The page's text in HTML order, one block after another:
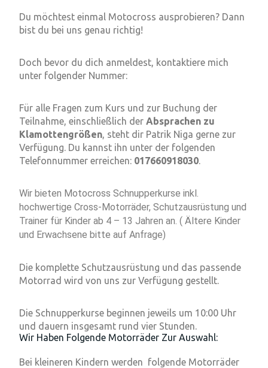
Du möchtest einmal Motocross ausprobieren? Dann
bist du bei uns genau richtig!
Doch bevor du dich anmeldest, kontaktiere mich
unter folgender Nummer:
Für alle Fragen zum Kurs und zur Buchung der
Teilnahme, einschließlich der Absprachen zu
Klamottengrößen, steht dir Patrik Niga gerne zur
Verfügung. Du kannst ihn unter der folgenden
Telefonnummer erreichen: 017660918030.
Wir bieten Motocross Schnupperkurse inkl.
hochwertige Cross-Motorräder, Schutzausrüstung und
Trainer für Kinder ab 4 – 13 Jahren an. ( Ältere Kinder
und Erwachsene bitte auf Anfrage)
Die komplette Schutzausrüstung und das passende
Motorrad wird von uns zur Verfügung gestellt.
Die Schnupperkurse beginnen jeweils um 10:00 Uhr
und dauern insgesamt rund vier Stunden.
Wir Haben Folgende Motorräder Zur Auswahl:
Bei kleineren Kindern werden folgende Motorräder